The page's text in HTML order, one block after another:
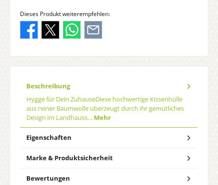
Dieses Produkt weiterempfehlen:
Beschreibung
Hygge für Dein ZuhauseDiese hochwertige Kissenhülle
aus reiner Baumwolle überzeugt durch ihr gemütliches
Design im Landhauss… Mehr
Eigenschaften
Marke & Produktsicherheit
Bewertungen